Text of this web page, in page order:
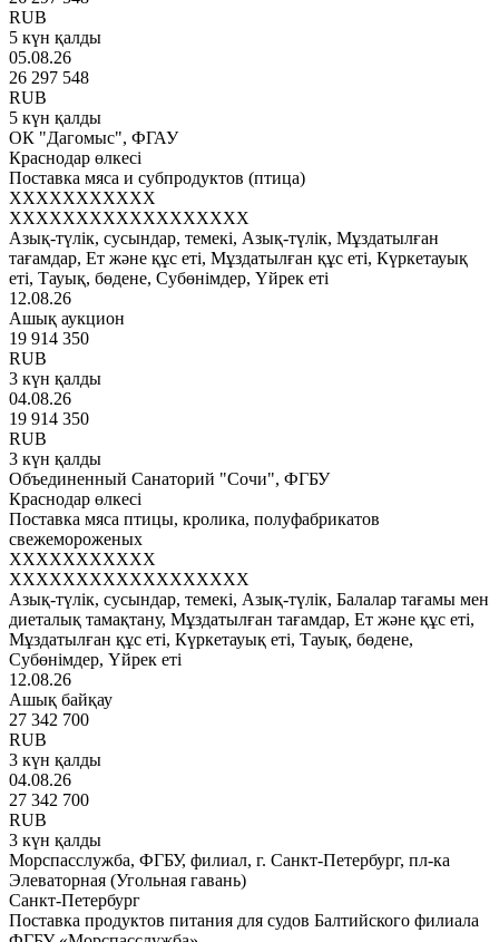
RUB
5 күн қалды
05.08.26
26 297 548
RUB
5 күн қалды
ОК "Дагомыс", ФГАУ
Краснодар өлкесі
Поставка мяса и субпродуктов (птица)
XXXXXXXXXXX
XXXXXXXXXXXXXXXXXX
Азық-түлік, сусындар, темекі, Азық-түлік, Мұздатылған
тағамдар, Ет және құс еті, Мұздатылған құс еті, Күркетауық
еті, Тауық, бөдене, Субөнімдер, Үйрек еті
12.08.26
Ашық аукцион
19 914 350
RUB
3 күн қалды
04.08.26
19 914 350
RUB
3 күн қалды
Объединенный Санаторий "Сочи", ФГБУ
Краснодар өлкесі
Поставка мяса птицы, кролика, полуфабрикатов
свежемороженых
XXXXXXXXXXX
XXXXXXXXXXXXXXXXXX
Азық-түлік, сусындар, темекі, Азық-түлік, Балалар тағамы мен
диеталық тамақтану, Мұздатылған тағамдар, Ет және құс еті,
Мұздатылған құс еті, Күркетауық еті, Тауық, бөдене,
Субөнімдер, Үйрек еті
12.08.26
Ашық байқау
27 342 700
RUB
3 күн қалды
04.08.26
27 342 700
RUB
3 күн қалды
Морспасслужба, ФГБУ, филиал, г. Санкт-Петербург, пл-ка
Элеваторная (Угольная гавань)
Санкт-Петербург
Поставка продуктов питания для судов Балтийского филиала